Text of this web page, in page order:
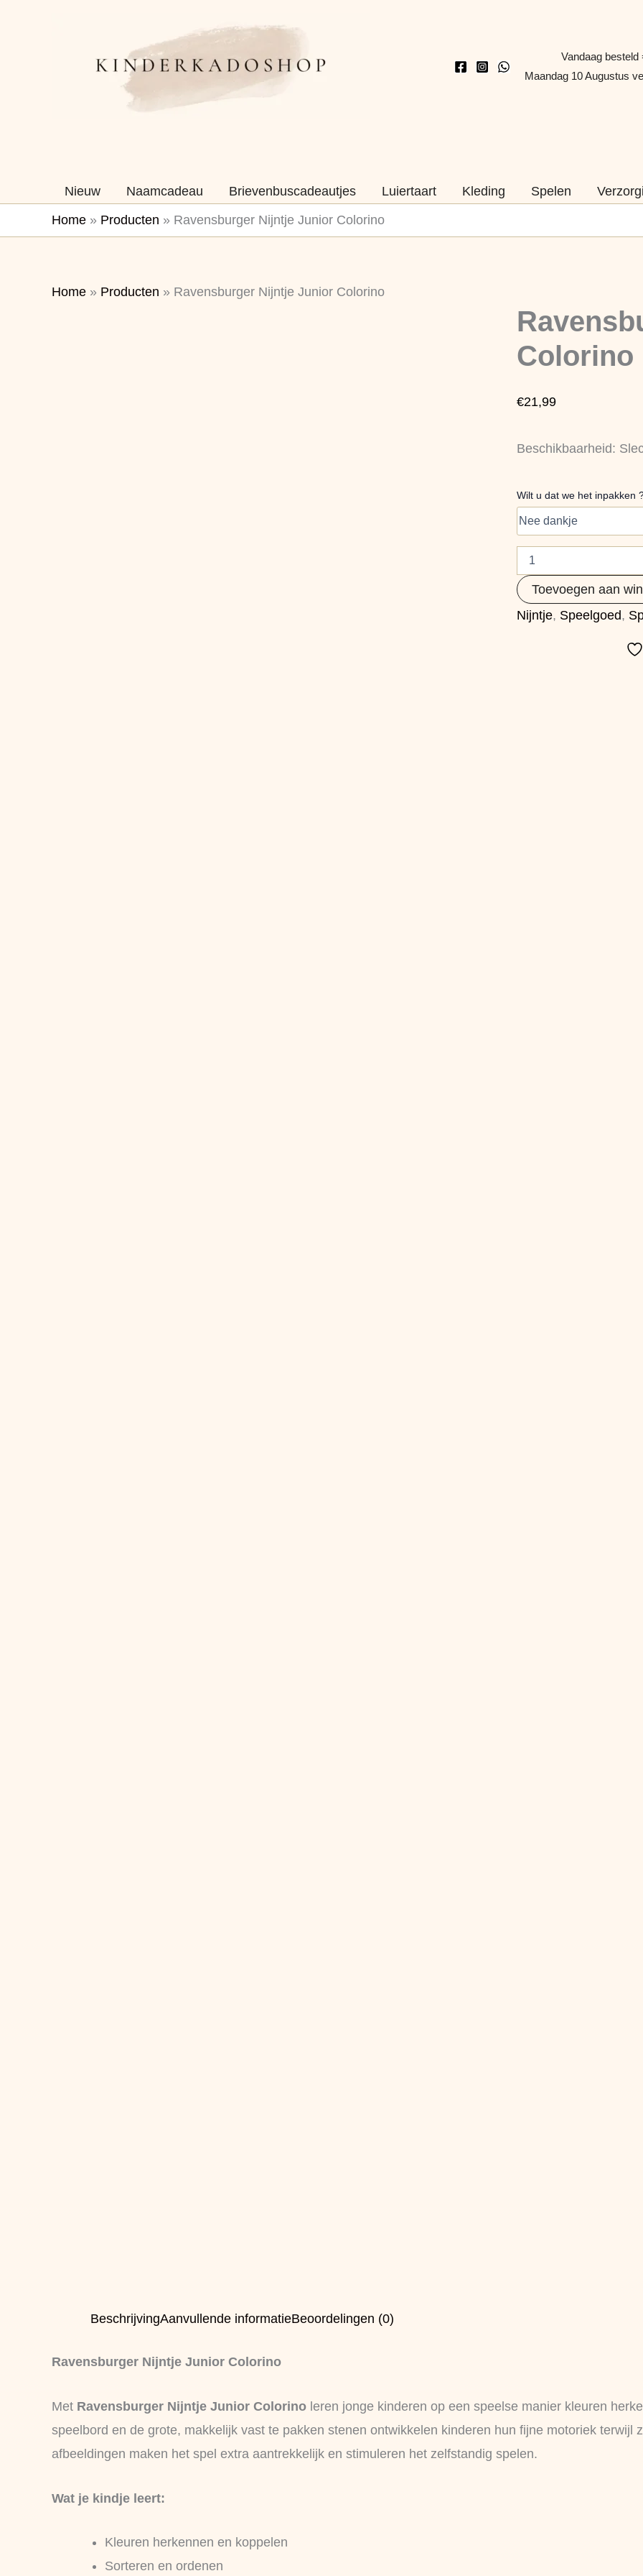
Vandaag besteld
Maandag 10 Augustus
Nieuw Naamcadeau Brievenbuscadeautjes Luiertaart Kleding Spelen
Home » Producten » Ravensburger Nijntje Junior Colorino
Home » Producten » Ravensburger Nijntje Junior Colorino
Colorino
€21,99
Beschikbaarheid:
Wilt u dat we het inpakken
Junior
Colorino
aantal
Toevoegen aan
Nijntje, Speelgoed,
BeschrijvingAanvullende informatieBeoordelingen (0)
Ravensburger Nijntje Junior Colorino
Met Ravensburger Nijntje Junior Colorino leren jonge kinderen op een speelse manier kleuren
speelbord en de grote, makkelijk vast te pakken stenen ontwikkelen kinderen hun fijne motoriek terwijl
afbeeldingen maken het spel extra aantrekkelijk en stimuleren het zelfstandig spelen.
Wat je kindje leert:
Kleuren herkennen en koppelen
Sorteren en ordenen